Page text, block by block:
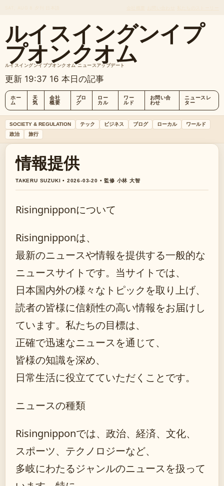
ルイスイングンイプ
プオンクオム
ルイスイングンイププオンクオム ニュースアップデート
更新 19:37 16 本日の記事
ホー
ム
天
気
会社
概要
ブロ
グ
ロー
カル
ワー
ルド
お問い合
わせ
ニュースレ
ター
SOCIETY & REGULATION テック ビジネス ブログ ローカル
ワールド
政治
旅行
情報提供
TAKERU SUZUKI • 2026-03-20 • 監修 小林 大智
Risingnipponについて
Risingnipponは、
最新のニュースや情報を提供する一般的な
ニュースサイトです。当サイトでは、
日本国内外の様々なトピックを取り上げ、
読者の皆様に信頼性の高い情報をお届けし
ています。私たちの目標は、
正確で迅速なニュースを通じて、
皆様の知識を深め、
日常生活に役立てていただくことです。
ニュースの種類
Risingnipponでは、政治、経済、文化、
スポーツ、テクノロジーなど、
多岐にわたるジャンルのニュースを扱って